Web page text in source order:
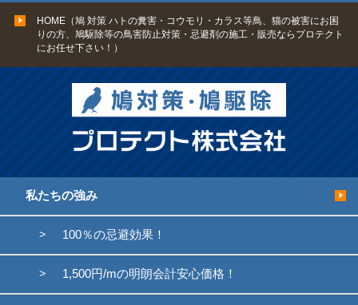
HOME（鳩 対策 ハトの糞害・コウモリ・カラス等鳥、猫の被害にお困
りの方、鳩駆除等の鳥害防止対策・忌避剤の施工・販売ならプロテクト
にお任せ下さい！）
私たちの強み
100％の忌避効果！
1,500円/mの明朗会計安心価格！